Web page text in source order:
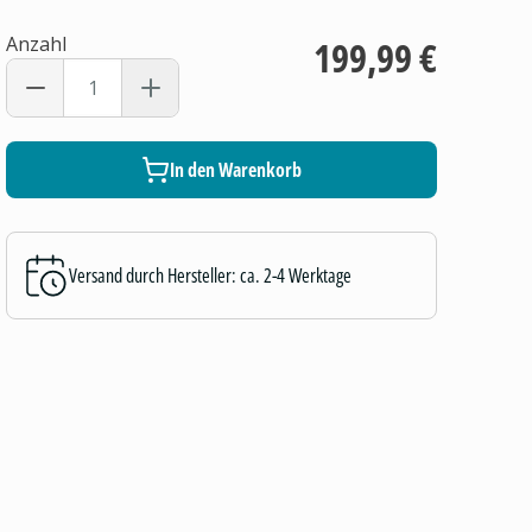
Anzahl 199,99 €
In den Warenkorb
Versand durch Hersteller: ca. 2-4 Werktage